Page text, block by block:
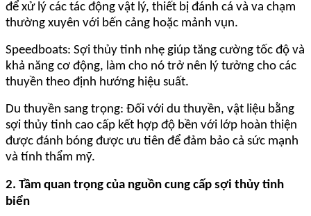
để xử lý các tác động vật lý, thiết bị đánh cá và va chạm
thường xuyên với bến cảng hoặc mảnh vụn.
Speedboats: Sợi thủy tinh nhẹ giúp tăng cường tốc độ và
khả năng cơ động, làm cho nó trở nên lý tưởng cho các
thuyền theo định hướng hiệu suất.
Du thuyền sang trọng: Đối với du thuyền, vật liệu bằng
sợi thủy tinh cao cấp kết hợp độ bền với lớp hoàn thiện
được đánh bóng được ưu tiên để đảm bảo cả sức mạnh
và tính thẩm mỹ.
2. Tầm quan trọng của nguồn cung cấp sợi thủy tinh
biển